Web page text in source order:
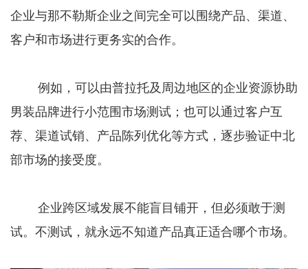
企业与那不勒斯企业之间完全可以围绕产品、渠道、
客户和市场进行更务实的合作。
例如，可以由普拉托及周边地区的企业资源协助
男装品牌进行小范围市场测试；也可以通过客户互
荐、渠道试销、产品陈列优化等方式，逐步验证中北
部市场的接受度。
企业跨区域发展不能盲目铺开，但必须敢于测
试。不测试，就永远不知道产品真正适合哪个市场。